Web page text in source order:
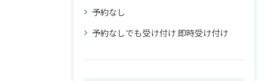
予約なし
予約なしでも受け付け 即時受け付け